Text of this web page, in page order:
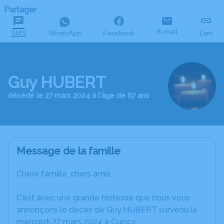
Partager
SMS WhatsApp Facebook E-mail Lien
Guy HUBERT
décédé le 27 mars 2024 à l'âge de 67 ans
Message de la famille
Chère famille, chers amis,
C’est avec une grande tristesse que nous vous
annonçons le décès de Guy HUBERT survenu le
mercredi 27 mars 2024 à Cuincy.